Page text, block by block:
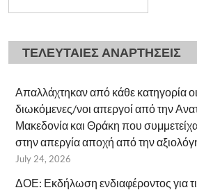
ΤΕΛΕΥΤΑΙΕΣ ΑΝΑΡΤΗΣΕΙΣ
Απαλλάχτηκαν από κάθε κατηγορία οι
διωκόμενες/νοι απεργοί από την
Μακεδονία και Θράκη που
στην απεργία αποχή από την
July 24, 2026
ΔΟΕ: Εκδήλωση ενδιαφέροντος για